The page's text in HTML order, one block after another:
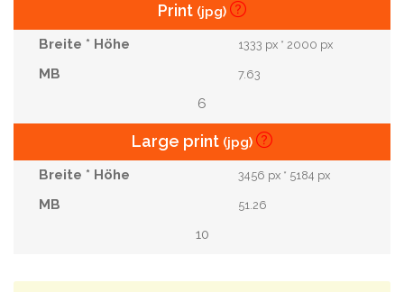
Print (jpg)
1333 px * 2000 px
7.63
6
Large print (jpg)
3456 px * 5184 px
51.26
10